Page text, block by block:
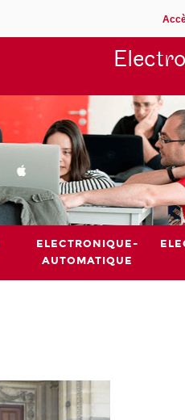
ELECTRONIQUE-
AUTOMATIQUE